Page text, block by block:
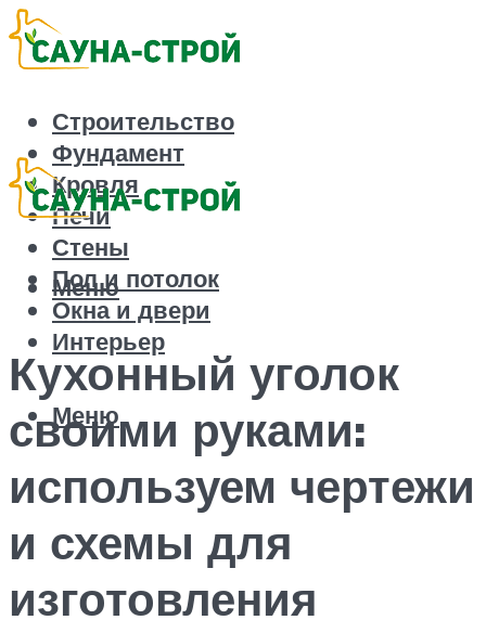
Строительство
Фундамент
Кровля
Печи
Стены
Пол и потолок
Окна и двери
Интерьер
Меню
Меню
Кухонный уголок
своими руками:
используем чертежи
и схемы для
изготовления